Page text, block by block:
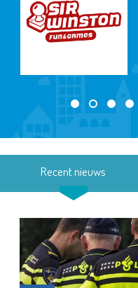
Recent nieuws